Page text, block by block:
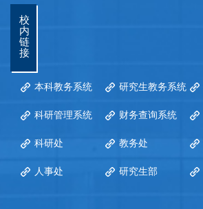
校
内
链
接
本科教务系统 研究生教务系统
科研管理系统 财务查询系统
科研处 教务处
人事处 研究生部